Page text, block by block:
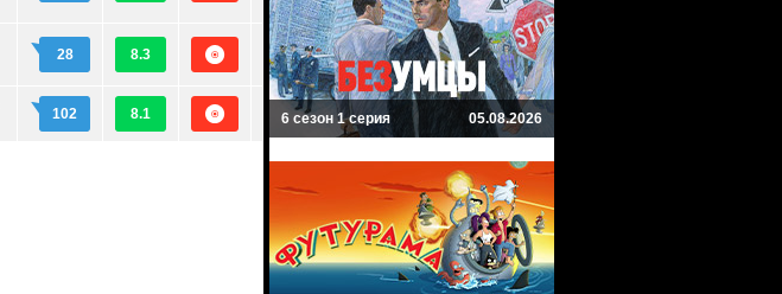
28 8.3
102 8.1 6 сезон 1 серия 05.08.2026